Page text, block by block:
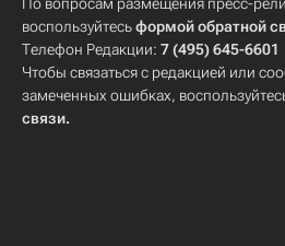
воспользуйтесьформой обратной
Телефон Редакции: 7 (495) 645-6601
Чтобы связаться с редакцией или
замеченных ошибках,
связи.